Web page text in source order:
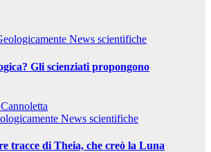
News scientifiche
Gli scienziati propongono
News scientifiche
tracce di Theia, che creò la Luna